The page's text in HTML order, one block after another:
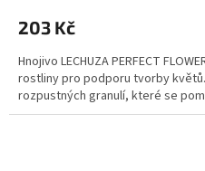
203 Kč
Hnojivo LECHUZA PERFECT
rostliny pro podporu tvorby
rozpustných granulí, které se